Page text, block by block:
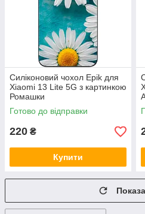
Силіконовий чохол Epik для
Xiaomi 13 Lite 5G з картинкою
Ромашки
Готово до відправки
220 ₴
Купити